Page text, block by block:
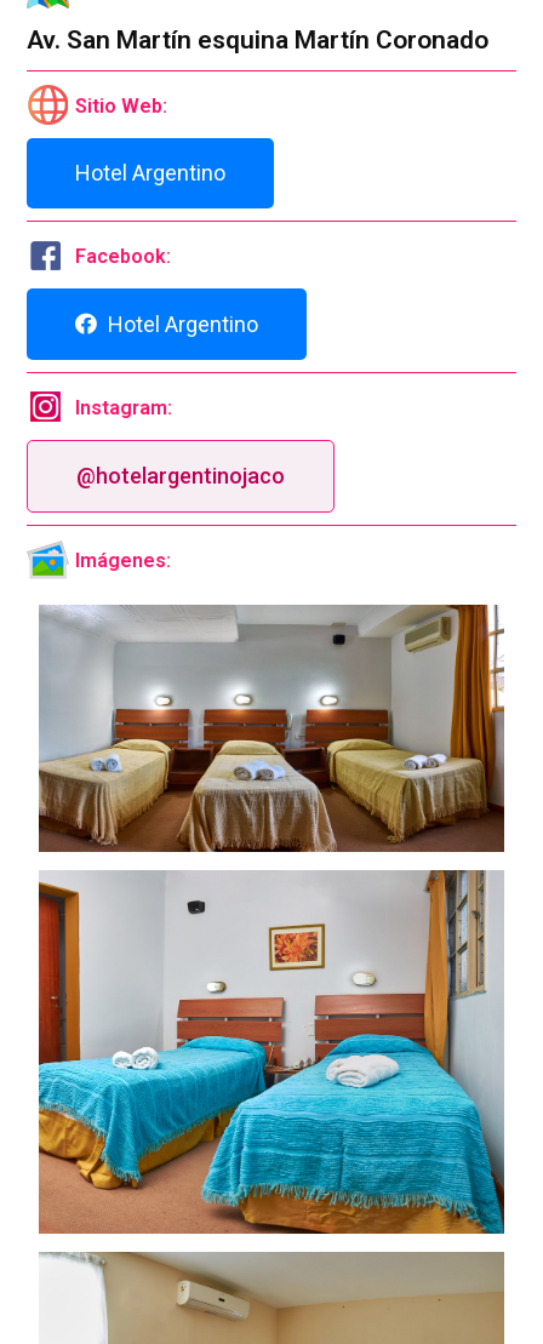
Av. San Martín esquina Martín Coronado
Sitio Web:
Hotel Argentino
Facebook:
Hotel Argentino
Instagram:
@hotelargentinojaco
Imágenes: